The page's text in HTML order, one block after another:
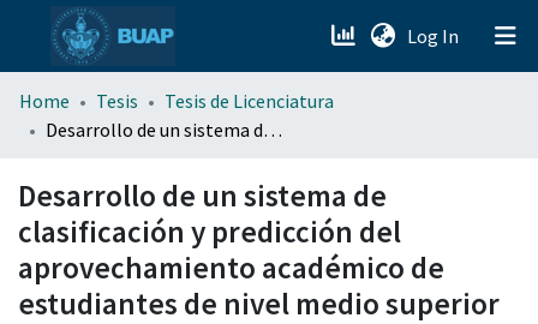
Log In (current)
menu.section.about_menu
Home Tesis
Tesis de Licenciatura
Desarrollo de un sistema de clasificación y predicción del aprovechamiento académico de estudiantes de nivel medio superior
Desarrollo de un sistema de
clasificación y predicción del
aprovechamiento académico de
estudiantes de nivel medio superior